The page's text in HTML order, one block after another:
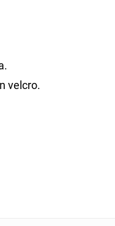
velcro.